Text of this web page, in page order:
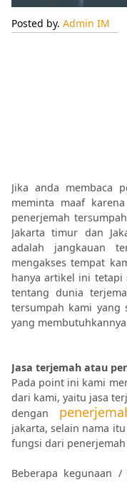
Posted by. Admin IM
Jika anda membaca
meminta maaf
penerjemah
Jakarta timur dan
adalah jangkauan
mengakses tempat
hanya artikel ini
tentang dunia
tersumpah kami yang
yang
Jasa terjemah atau
Pada point ini kami
dari kami, yaitu jasa
dengan
jakarta, selain nama
fungsi dari
Beberapa kegunaan